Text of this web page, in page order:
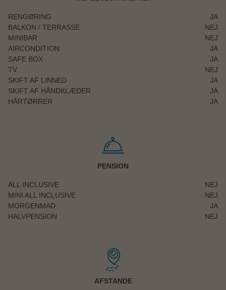
RENGØRING
JA
BALKON / TERRASSE
NEJ
MINIBAR
NEJ
AIRCONDITION
JA
SAFE BOX
JA
TV
NEJ
SKIFT AF LINNED
JA
SKIFT AF HÅNDKLÆDER
JA
HÅRTØRRER
JA
PENSION
ALL INCLUSIVE
NEJ
MINI ALL INCLUSIVE
NEJ
MORGENMAD
JA
HALVPENSION
NEJ
AFSTANDE